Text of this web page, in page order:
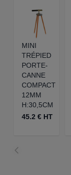
MINI
TRÉPIED
PORTE-
CANNE
COMPACT
12MM
H:30,5CM
45.2 € HT